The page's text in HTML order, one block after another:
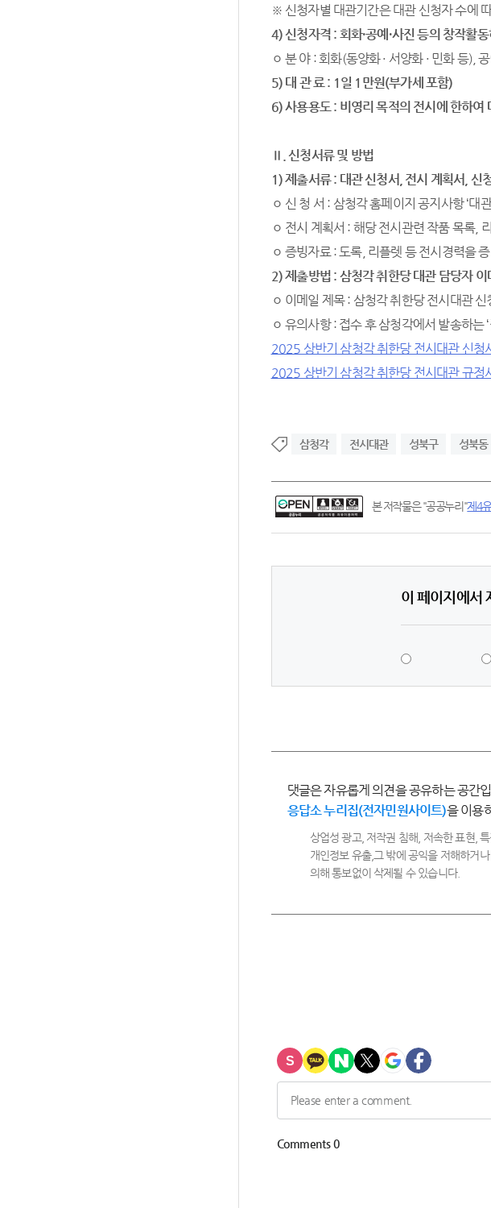
※ 신청자별 대관기간은 대관 신청자 수에
4)신청자격 : 회화·공예 ·사진 등의 창작활
ㅇ 분 야 : 회화(동양화 · 서양화 · 민화 등),
5) 대 관 료: 1 일 1 만원(부가세 포함)
6)사용용도: 비영리 목적의 전시에 한하여
Ⅱ .신청서류 및 방법
1)제출서류: 대관 신청서 전시 계획서 신
ㅇ 신 청 서 : 삼청각 홈페이지 공지사항 ‘대
ㅇ 전시 계획서 : 해당 전시관련 작품 목록,
ㅇ 증빙자료 : 도록, 리플렛 등 전시경력을
2)제출방법 : 삼청각 취한당 대관 담당자 이
ㅇ 이메일 제목 : 삼청각 취한당 전시대관
ㅇ 유의사항 : 접수 후 삼청각에서 발송하는
2025 상반기 삼청각 취한당 전시대관 신청
2025 상반기 삼청각 취한당 전시대관 규정
삼청각 전시대관 성북구 성북동
본 저작물은 "공공누리"제4
이 페이지에서
댓글은 자유롭게 의견을 공유하는 공간
응답소 누리집(전자민원사이트)을 이용
상업성 광고, 저작권 침해, 저속한 표현,
개인정보 유출,그 밖에 공익을 저해하거
의해 통보없이 삭제될 수 있습니다.